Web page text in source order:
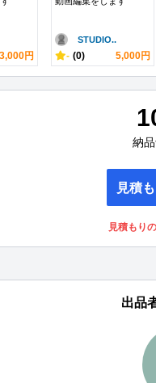
3,000円
STUDIO..
- (0) 5,000円
納
見積
見積もり
出品